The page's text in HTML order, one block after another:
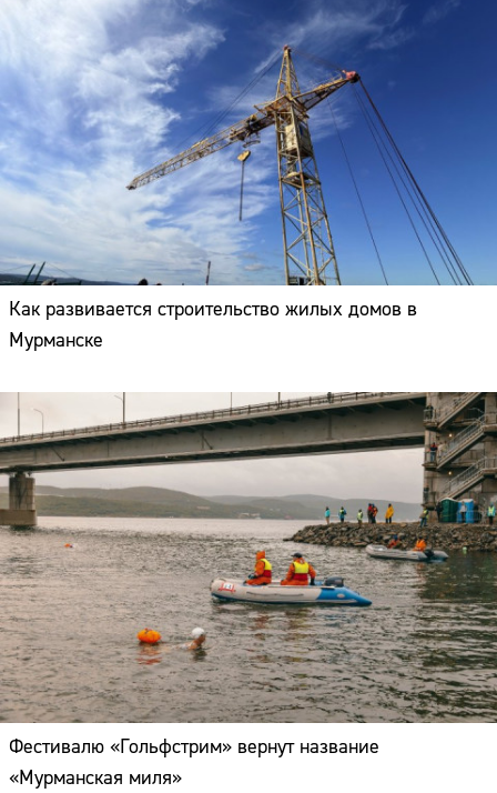
Как развивается строительство жилых домов в
Мурманске
Фестивалю «Гольфстрим» вернут название
«Мурманская миля»